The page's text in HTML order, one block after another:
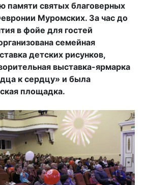
памяти святых благоверных
Муромских. За час до
в фойе для гостей
семейная
детских рисунков,
выставка-ярмарка
к сердцу» и была
площадка.